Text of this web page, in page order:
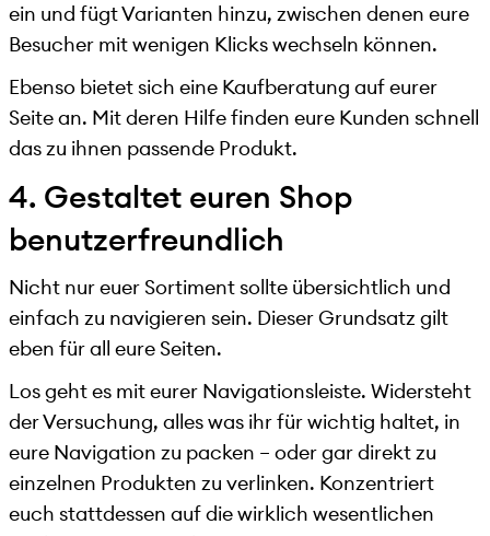
ein und fügt Varianten hinzu, zwischen denen eure
Besucher mit wenigen Klicks wechseln können.
Ebenso bietet sich eine Kaufberatung auf eurer
Seite an. Mit deren Hilfe finden eure Kunden schnell
das zu ihnen passende Produkt.
4. Gestaltet euren Shop
benutzerfreundlich
Nicht nur euer Sortiment sollte übersichtlich und
einfach zu navigieren sein. Dieser Grundsatz gilt
eben für all eure Seiten.
Los geht es mit eurer Navigationsleiste. Widersteht
der Versuchung, alles was ihr für wichtig haltet, in
eure Navigation zu packen – oder gar direkt zu
einzelnen Produkten zu verlinken. Konzentriert
euch stattdessen auf die wirklich wesentlichen